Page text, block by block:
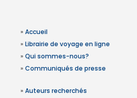
» Accueil
» Librairie de voyage en ligne
» Qui sommes-nous?
» Communiqués de presse
» Auteurs recherchés